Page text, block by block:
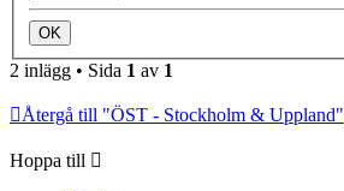
2 inlägg • Sida 1 av 1
Återgå till "ÖST - Stockholm & Uppland"
Hoppa till